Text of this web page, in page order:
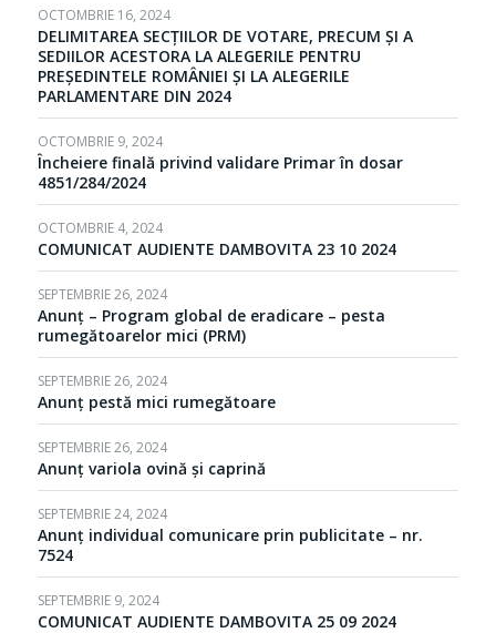
OCTOMBRIE 16, 2024
DELIMITAREA SECȚIILOR DE VOTARE, PRECUM ȘI A
SEDIILOR ACESTORA LA ALEGERILE PENTRU
PREȘEDINTELE ROMÂNIEI ȘI LA ALEGERILE
PARLAMENTARE DIN 2024
OCTOMBRIE 9, 2024
Încheiere finală privind validare Primar în dosar
4851/284/2024
OCTOMBRIE 4, 2024
COMUNICAT AUDIENTE DAMBOVITA 23 10 2024
SEPTEMBRIE 26, 2024
Anunț – Program global de eradicare – pesta
rumegătoarelor mici (PRM)
SEPTEMBRIE 26, 2024
Anunț pestă mici rumegătoare
SEPTEMBRIE 26, 2024
Anunț variola ovină și caprină
SEPTEMBRIE 24, 2024
Anunț individual comunicare prin publicitate – nr.
7524
SEPTEMBRIE 9, 2024
COMUNICAT AUDIENTE DAMBOVITA 25 09 2024